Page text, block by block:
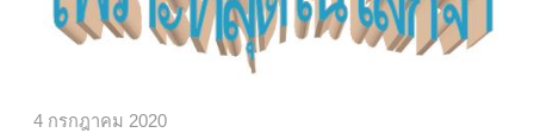
4 กรกฎาคม 2020